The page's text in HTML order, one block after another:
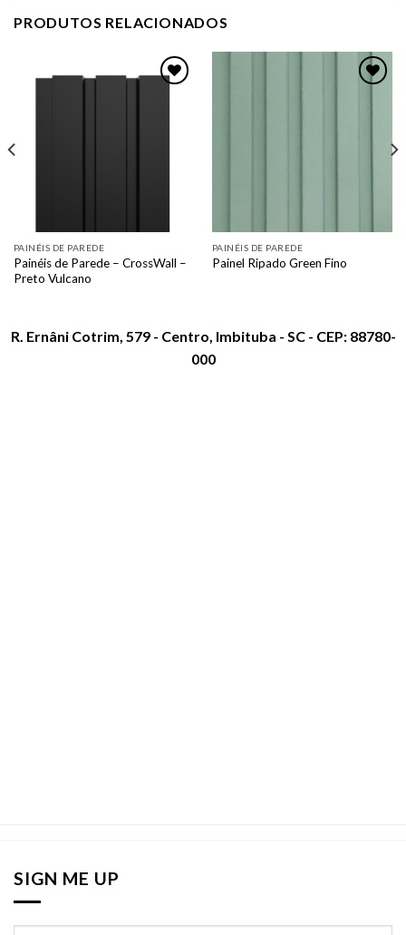
PRODUTOS RELACIONADOS
PAINÉIS DE PAREDE
Painéis de Parede – CrossWall –
Preto Vulcano
PAINÉIS DE PAREDE
Painel Ripado Green Fino
R. Ernâni Cotrim, 579 - Centro, Imbituba - SC - CEP: 88780-
000
SIGN ME UP